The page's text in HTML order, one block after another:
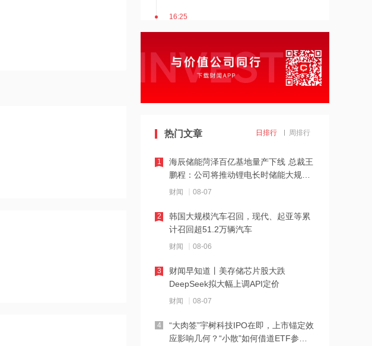
16:25
杰瑞股份：与中核海洋的合作正在有序
16:24
蓝盾光电复牌倒计时！*ST帅电4.1亿跨
京昆高速广绵段扩容工程主线路面贯通
16:14
上半年中国人形机器人领域新设企业
16:12
消息人士：美军高层寻找摆脱伊朗战事
16:11
日本2027财年防卫预算申请额创新高
16:10
热门文章 日排行 周排行
海辰储能菏泽百亿基地量产下线 总裁王
鹏程：公司将推动锂电长时储能大规模
交付
财闻 08-07
1
韩国大规模汽车召回，现代、起亚等累
计召回超51.2万辆汽车
财闻 08-06
2
财闻早知道丨美存储芯片股大跌
DeepSeek拟大幅上调API定价
财闻 08-07
3
“大肉签”宇树科技IPO在即，上市锚定效
应影响几何？“小散”如何借道ETF参
4